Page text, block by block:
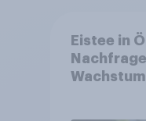
Eistee in